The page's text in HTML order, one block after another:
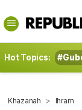
Hot Topics:
Khazanah Ihram